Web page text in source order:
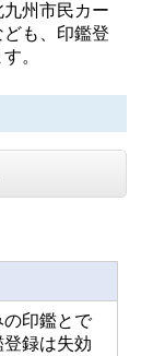
州市民カー
も、印鑑登
。
印鑑とで
録は失効